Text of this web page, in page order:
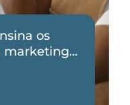
os
marketing